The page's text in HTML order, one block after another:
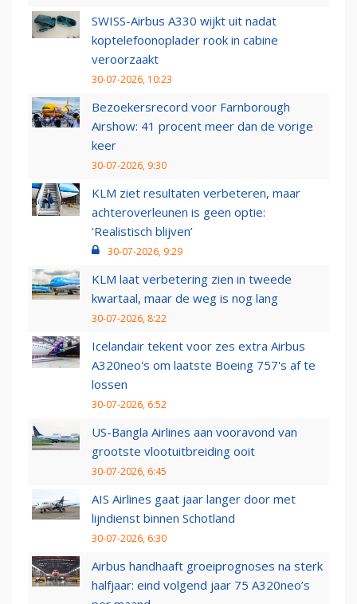
SWISS-Airbus A330 wijkt uit nadat
koptelefoonoplader rook in cabine
veroorzaakt
30-07-2026, 10:23
Bezoekersrecord voor Farnborough
Airshow: 41 procent meer dan de vorige
keer
30-07-2026, 9:30
KLM ziet resultaten verbeteren, maar
achteroverleunen is geen optie:
‘Realistisch blijven’
30-07-2026, 9:29
KLM laat verbetering zien in tweede
kwartaal, maar de weg is nog lang
30-07-2026, 8:22
Icelandair tekent voor zes extra Airbus
A320neo's om laatste Boeing 757's af te
lossen
30-07-2026, 6:52
US-Bangla Airlines aan vooravond van
grootste vlootuitbreiding ooit
30-07-2026, 6:45
AIS Airlines gaat jaar langer door met
lijndienst binnen Schotland
30-07-2026, 6:30
Airbus handhaaft groeiprognoses na sterk
halfjaar: eind volgend jaar 75 A320neo’s